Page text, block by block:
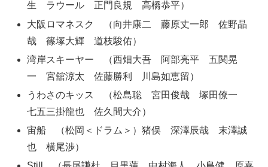
生 ラウール 正門良規 高橋恭平）
大阪ロマネスク （向井康二 藤原丈一郎 佐野晶
哉 篠塚大輝 道枝駿佑）
湾岸スキーヤー （西畑大吾 阿部亮平 五関晃
一 宮舘涼太 佐藤勝利 川島如恵留）
うわさのキッス （松島聡 宮田俊哉 塚田僚一
七五三掛龍也 佐久間大介）
宙船 （松岡＜ドラム＞）猪俣 深澤辰哉 末澤誠
也 横尾渉）